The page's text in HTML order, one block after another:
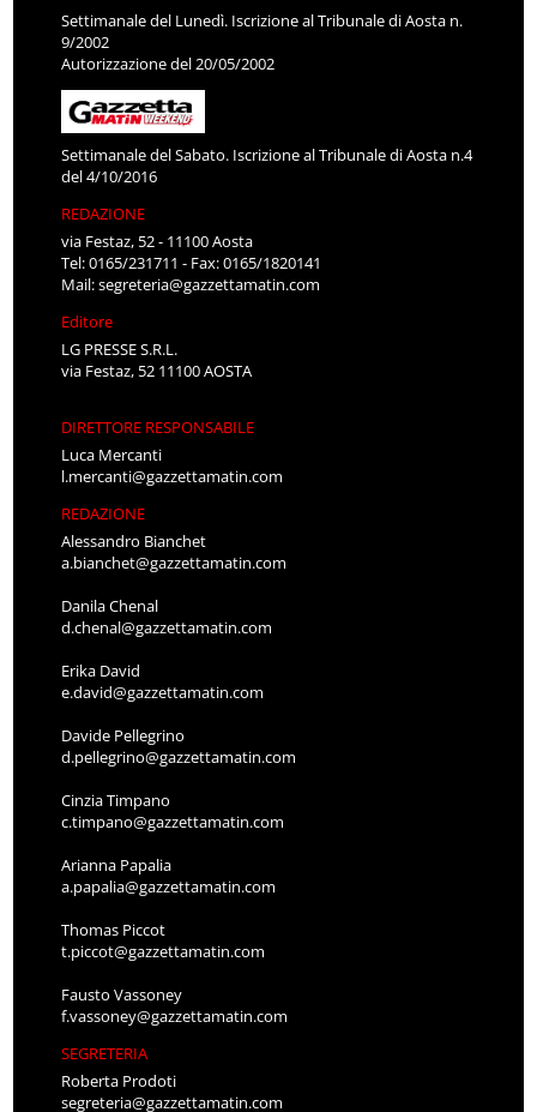
Settimanale del Lunedì. Iscrizione al Tribunale di Aosta n.
9/2002
Autorizzazione del 20/05/2002
Settimanale del Sabato. Iscrizione al Tribunale di Aosta n.4
del 4/10/2016
REDAZIONE
via Festaz, 52 - 11100 Aosta
Tel: 0165/231711 - Fax: 0165/1820141
Mail:segreteria@gazzettamatin.com
Editore
LG PRESSE S.R.L.
via Festaz, 52 11100 AOSTA
DIRETTORE RESPONSABILE
Luca Mercanti
l.mercanti@gazzettamatin.com
REDAZIONE
Alessandro Bianchet
a.bianchet@gazzettamatin.com
Danila Chenal
d.chenal@gazzettamatin.com
Erika David
e.david@gazzettamatin.com
Davide Pellegrino
d.pellegrino@gazzettamatin.com
Cinzia Timpano
c.timpano@gazzettamatin.com
Arianna Papalia
a.papalia@gazzettamatin.com
Thomas Piccot
t.piccot@gazzettamatin.com
Fausto Vassoney
f.vassoney@gazzettamatin.com
SEGRETERIA
Roberta Prodoti
segreteria@gazzettamatin.com